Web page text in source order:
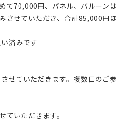
て70,000円、パネル、バルーンは
させていただき、合計85,000円ほ
済みです
せていただきます。複数口のご参
ていただきます。